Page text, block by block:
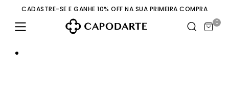
CADASTRE-SE E GANHE 10% OFF NA SUA PRIMEIRA COMPRA
0